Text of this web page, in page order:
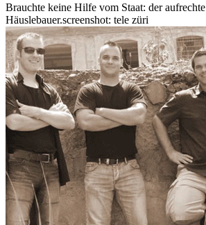
Brauchte keine Hilfe vom Staat: der aufrechte
Häuslebauer.screenshot: tele züri